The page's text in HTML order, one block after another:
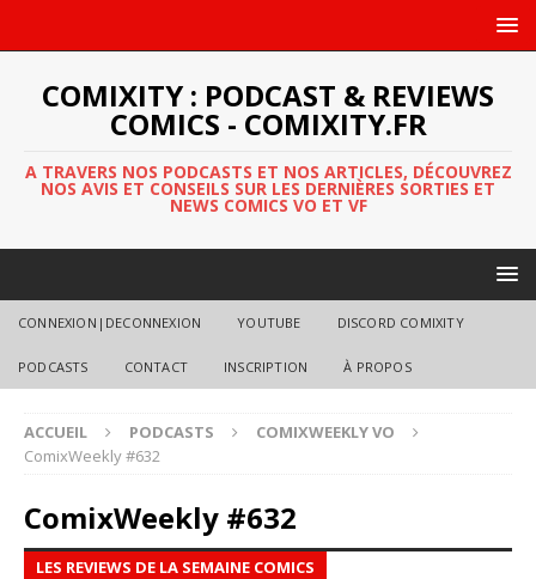
COMIXITY : PODCAST & REVIEWS
COMICS - COMIXITY.FR
A TRAVERS NOS PODCASTS ET NOS ARTICLES, DÉCOUVREZ
NOS AVIS ET CONSEILS SUR LES DERNIÈRES SORTIES ET
NEWS COMICS VO ET VF
CONNEXION|DECONNEXION YOUTUBE DISCORD COMIXITY
PODCASTS CONTACT INSCRIPTION À PROPOS
ACCUEIL PODCASTS
COMIXWEEKLY VO
ComixWeekly #632
ComixWeekly #632
LES REVIEWS DE LA SEMAINE COMICS